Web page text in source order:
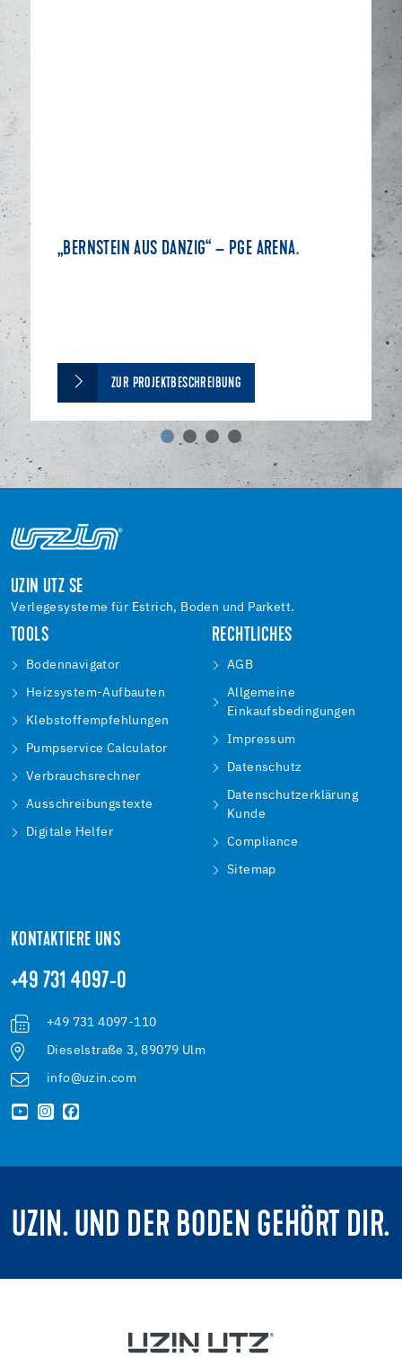
„BERNSTEIN AUS DANZIG“ – PGE ARENA.
ZUR PROJEKTBESCHREIBUNG
UZIN UTZ SE
Verlegesysteme für Estrich, Boden und Parkett.
TOOLS
Bodennavigator
Heizsystem-Aufbauten
Klebstoffempfehlungen
Pumpservice Calculator
Verbrauchsrechner
Ausschreibungstexte
Digitale Helfer
RECHTLICHES
AGB
Allgemeine
Einkaufsbedingungen
Impressum
Datenschutz
Datenschutzerklärung
Kunde
Compliance
Sitemap
KONTAKTIERE UNS
+49 731 4097-0
+49 731 4097-110
Dieselstraße 3, 89079 Ulm
info@uzin.com
UZIN. UND DER BODEN GEHÖRT DIR.